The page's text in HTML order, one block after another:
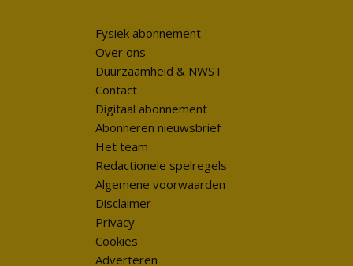
Fysiek abonnement
Over ons
Duurzaamheid & NWST
Contact
Digitaal abonnement
Abonneren nieuwsbrief
Het team
Redactionele spelregels
Algemene voorwaarden
Disclaimer
Privacy
Cookies
Adverteren